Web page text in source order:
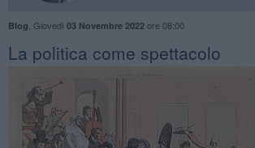
Blog Giovedì 03 Novembre 2022ore 08:00
La politica come spettacolo